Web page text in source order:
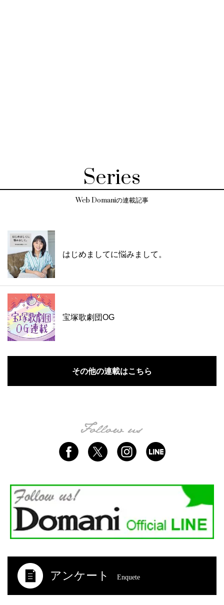
Series
Web Domaniの連載記事
はじめましてに悩みまして。
宝塚歌劇団OG
その他の連載はこちら
アンケート Enquete